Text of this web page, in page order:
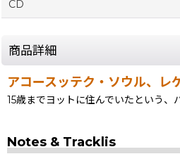
CD
商品詳細
アコースッテク・ソウル、レ
15歳までヨットに住んでいたという
Notes & Tracklis